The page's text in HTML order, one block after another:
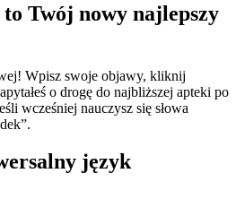
Twój nowy najlepszy
Wpisz swoje objawy, kliknij
o drogę do najbliższej apteki po
wcześniej nauczysz się słowa
język